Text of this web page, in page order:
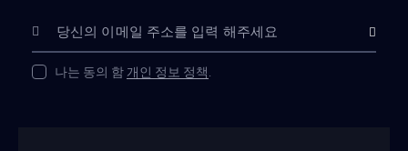
Subscribe
나는 동의 함 개인 정보 정책.